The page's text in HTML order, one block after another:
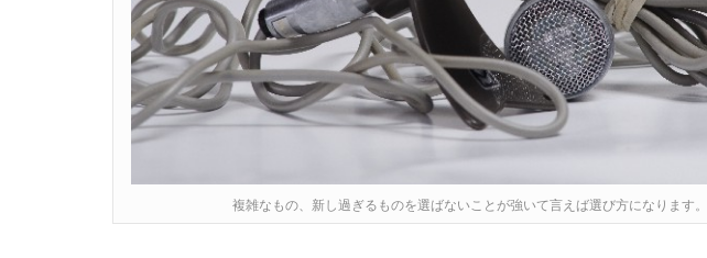
複雑なもの、新し過ぎるものを選ばないことが強いて言えば選び方になります。